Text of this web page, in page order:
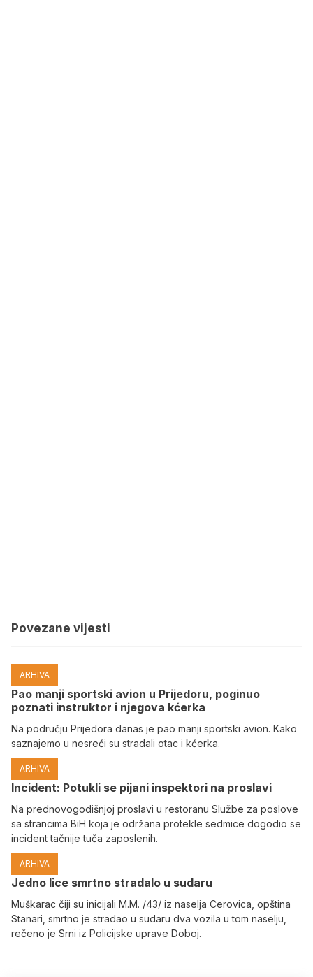
Povezane vijesti
ARHIVA
Pao manji sportski avion u Prijedoru, poginuo
poznati instruktor i njegova kćerka
Na području Prijedora danas je pao manji sportski avion. Kako
saznajemo u nesreći su stradali otac i kćerka.
ARHIVA
Incident: Potukli se pijani inspektori na proslavi
Na prednovogodišnjoj proslavi u restoranu Službe za poslove
sa strancima BiH koja je održana protekle sedmice dogodio se
incident tačnije tuča zaposlenih.
ARHIVA
Јedno lice smrtno stradalo u sudaru
Muškarac čiji su inicijali M.M. /43/ iz naselja Cerovica, opština
Stanari, smrtno je stradao u sudaru dva vozila u tom naselju,
rečeno je Srni iz Policijske uprave Doboj.